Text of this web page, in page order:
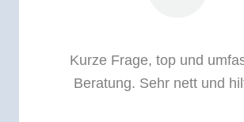
Kurze Frage, top und
Beratung. Sehr nett und